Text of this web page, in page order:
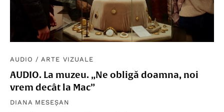
AUDIO / ARTE VIZUALE
AUDIO. La muzeu. „Ne obligă doamna, noi
vrem decât la Mac”
DIANA MESEȘAN